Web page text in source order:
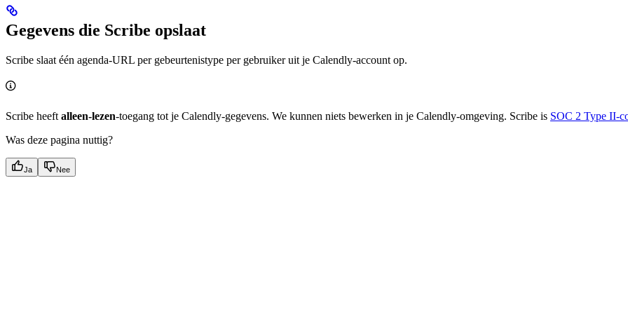
Gegevens die Scribe opslaat
Scribe slaat één agenda-URL per gebeurtenistype per gebruiker uit je Calendly-account op.
Scribe heeft alleen-lezen-toegang tot je Calendly-gegevens. We kunnen niets bewerken in je Calendly-omgeving. Scribe is SOC 2 Type II-
Was deze pagina nuttig?
Ja Nee